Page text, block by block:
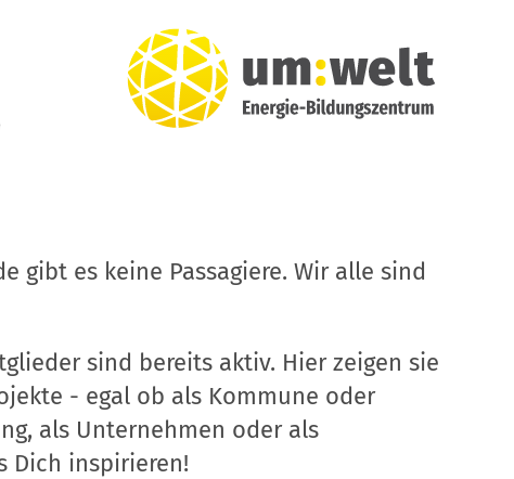
gibt es keine Passagiere. Wir alle sind
sind bereits aktiv. Hier zeigen sie
- egal ob als Kommune oder
als Unternehmen oder als
Dich inspirieren!